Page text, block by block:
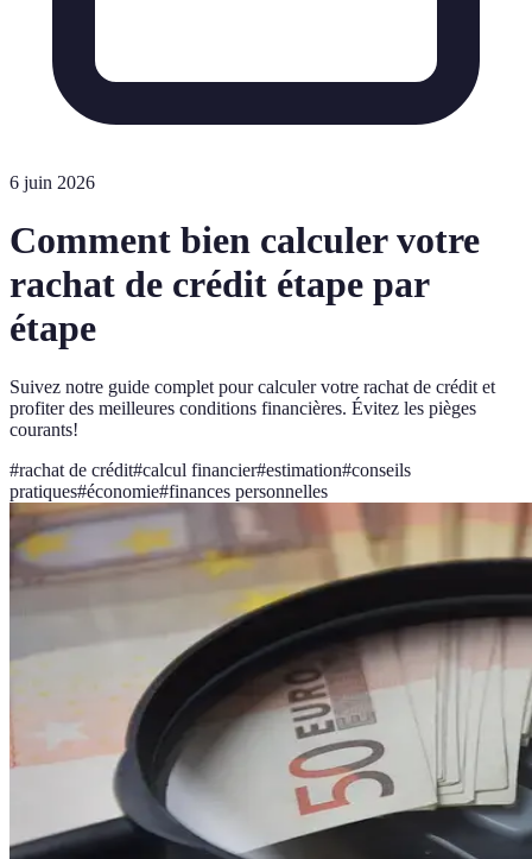
6 juin 2026
Comment bien calculer votre
rachat de crédit étape par
étape
Suivez notre guide complet pour calculer votre rachat de crédit et
profiter des meilleures conditions financières. Évitez les pièges
courants!
#rachat de crédit#calcul financier#estimation#conseils
pratiques#économie#finances personnelles